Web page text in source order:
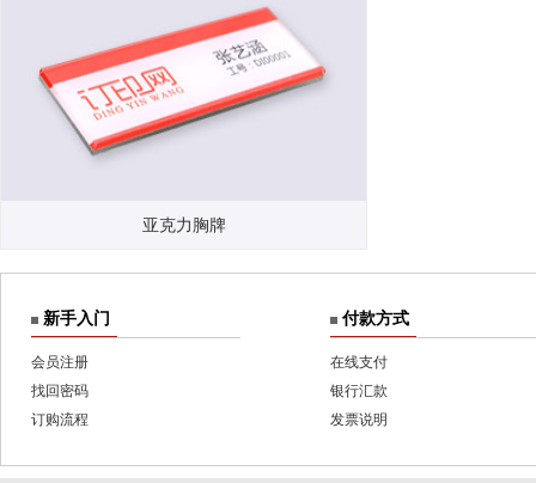
亚克力胸牌
新手入门
会员注册
找回密码
订购流程
付款方式
在线支付
银行汇款
发票说明